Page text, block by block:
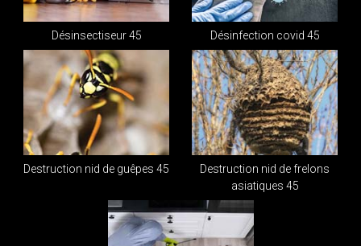
Désinsectiseur 45 Désinfection covid 45
Destruction nid de guêpes 45
Destruction nid de frelons
asiatiques 45